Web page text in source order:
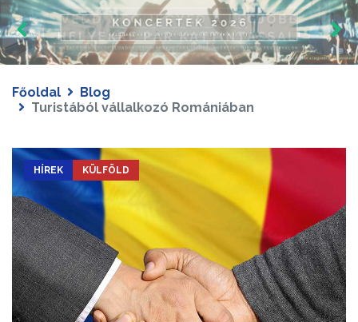
Főoldal
Blog
Turistából vállalkozó Romániában
HÍREK KÜLFÖLD